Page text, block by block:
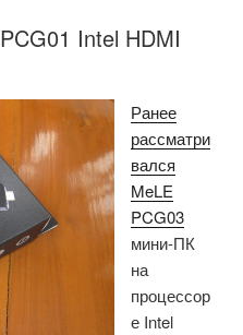
Intel HDMI
Ранее
рассматри
вался
MeLE
PCG03
мини-ПК
на
процессор
е Intel